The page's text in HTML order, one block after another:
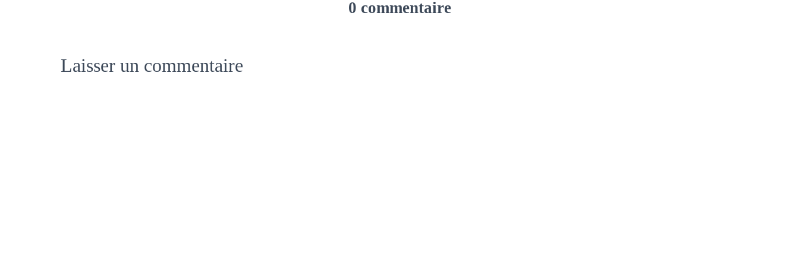
0 commentaire
Laisser un commentaire